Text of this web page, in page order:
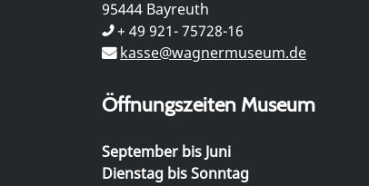
95444 Bayreuth
+ 49 921- 75728-16
kasse@wagnermuseum.de
Öffnungszeiten Museum
September bis Juni
Dienstag bis Sonntag